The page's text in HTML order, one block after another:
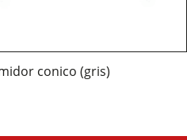
conico (gris)